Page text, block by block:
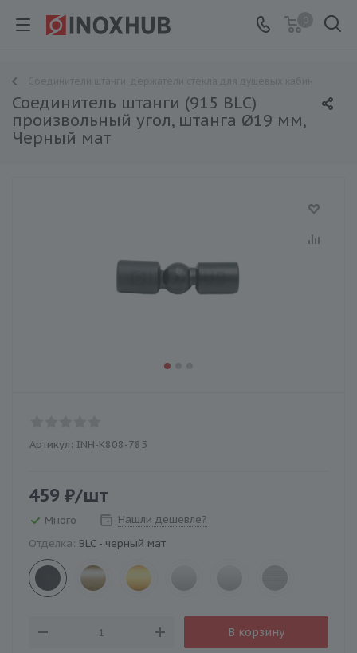
0
Соединитель штанги (915 BLC)
произвольный угол, штанга Ø19 мм,
Черный мат
Артикул: INH-K808-785
459 ₽/шт
Много
Нашли дешевле?
Отделка: BLC - черный мат
В корзину